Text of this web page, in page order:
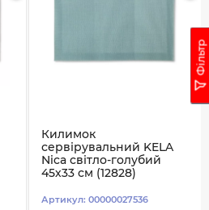
Фільтр
Килимок
сервірувальний KELA
Nica світло-голубий
45х33 см (12828)
Артикул: 00000027536